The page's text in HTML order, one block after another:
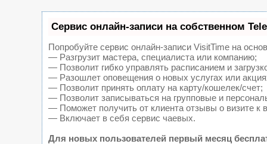
Сервис онлайн-записи на собственном
Попробуйте сервис онлайн-записи VisitTime на
— Разгрузит мастера, специалиста или компанию;
— Позволит гибко управлять расписанием и
— Разошлет оповещения о новых услугах или
— Позволит принять оплату на карту/кошелек/счет;
— Позволит записываться на групповые и
— Поможет получить от клиента отзывы о визите к
— Включает в себя сервис чаевых.
Для новых пользователей первый месяц